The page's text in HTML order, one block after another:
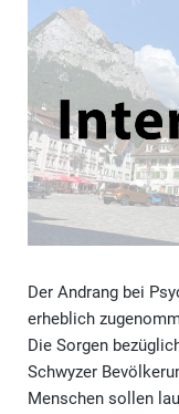
Der Andrang bei
erheblich
Die Sorgen
Schwyzer
Menschen sollen